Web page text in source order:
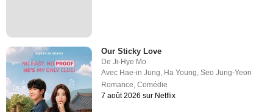
Our Sticky Love
DeJi-Hye Mo
Avec Hae-in Jung, Ha Young,Seo Jung-Yeon
Romance,Comédie
7 août 2026 sur Netflix